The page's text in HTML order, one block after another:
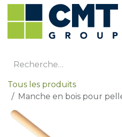
Se rendre au contenu
Tous les produits
Manche en bois pour